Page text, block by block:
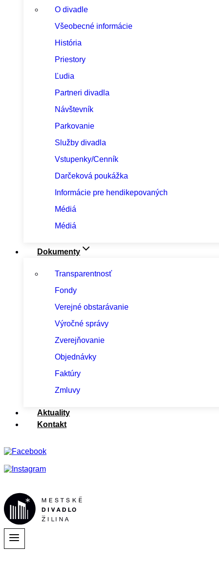
O divadle
Všeobecné informácie
História
Priestory
Ľudia
Partneri divadla
Návštevník
Parkovanie
Služby divadla
Vstupenky/Cenník
Darčeková poukážka
Informácie pre hendikepovaných
Médiá
Médiá
Dokumenty
Transparentnosť
Fondy
Verejné obstarávanie
Výročné správy
Zverejňovanie
Objednávky
Faktúry
Zmluvy
Aktuality
Kontakt